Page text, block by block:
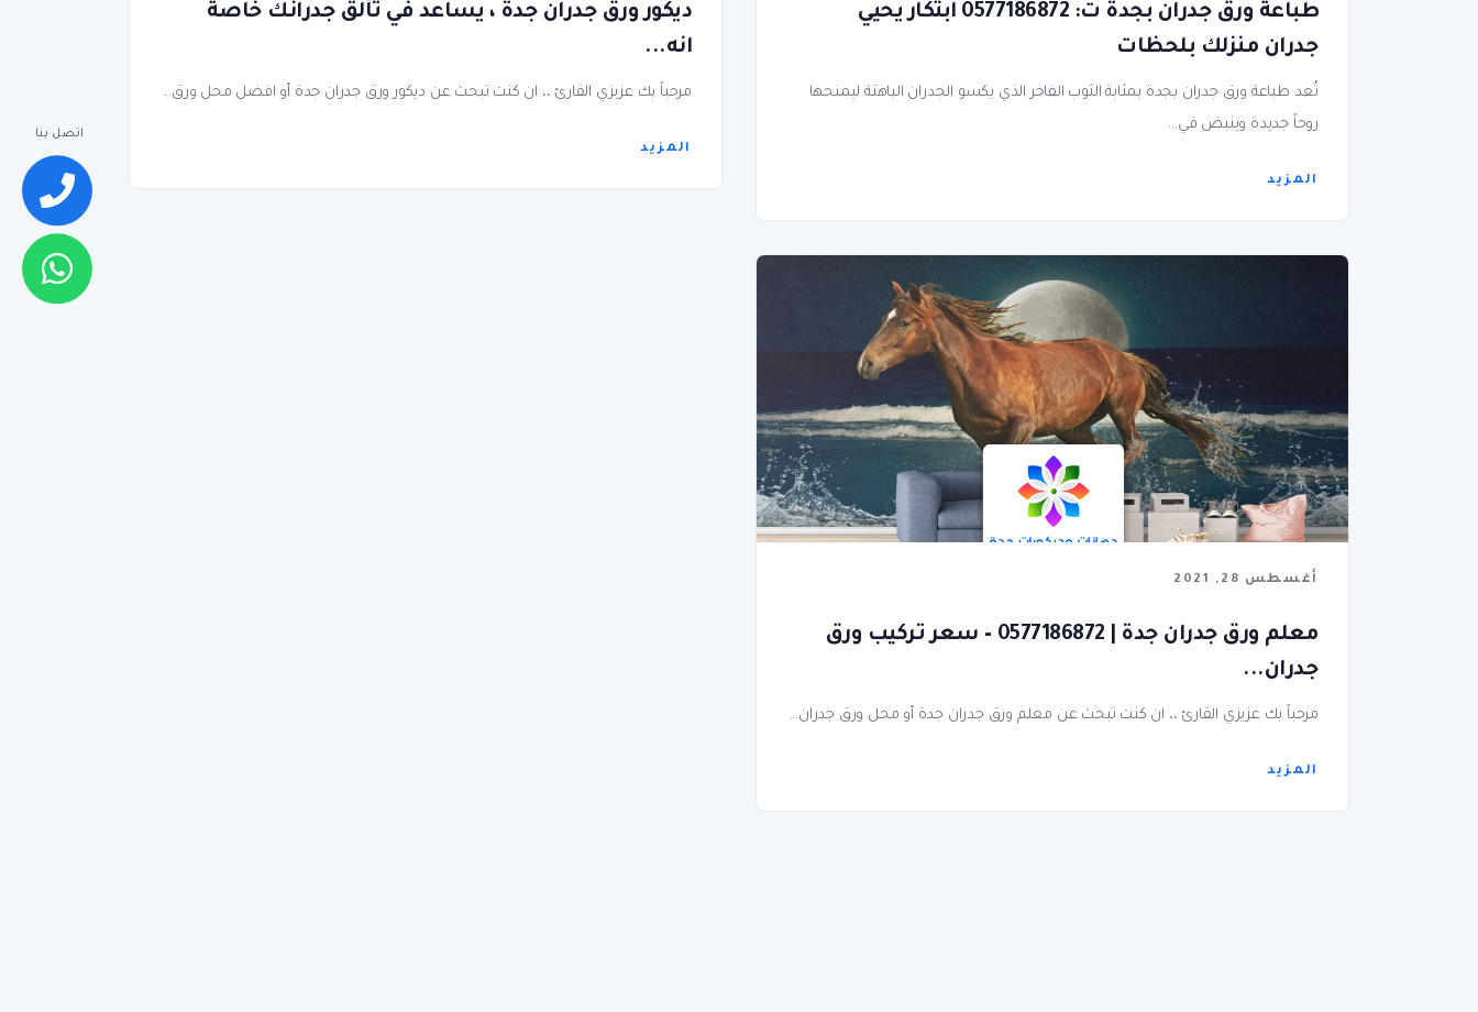
طباعة ورق جدران بجدة ت: 0577186872 ابتكار يحيي
جدران منزلك بلحظات
تُعد طباعة ورق جدران بجدة بمثابة الثوب الفاخر الذي يكسو الجدران الباهتة ليمنحها
روحاً جديدة وينبض في...
المزيد
ديكور ورق جدران جدة ، يساعد في تألق جدرانك خاصة
انه...
مرحباً بك عزيزي القارئ ،، ان كنت تبحث عن ديكور ورق جدران جدة أو افضل محل ورق...
المزيد
أغسطس 28, 2021
معلم ورق جدران جدة | 0577186872 – سعر تركيب ورق
جدران...
مرحباً بك عزيزي القارئ ،، ان كنت تبحث عن معلم ورق جدران جدة أو محل ورق جدران...
المزيد
اتصل بنا